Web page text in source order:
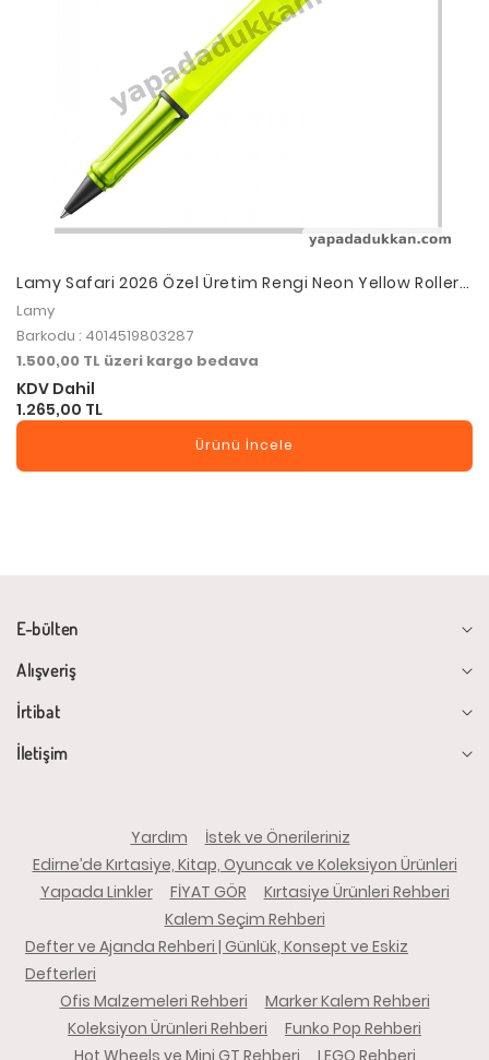
Lamy Safari 2026 Özel Üretim Rengi Neon Yellow Roller
Kalem
Lamy
Barkodu : 4014519803287
1.500,00 TL üzeri kargo bedava
KDV Dahil
1.265,00 TL
Ürünü İncele
E-bülten
Alışveriş
İrtibat
İletişim
Yardım
İstek ve Önerileriniz
Edirne’de Kırtasiye, Kitap, Oyuncak ve Koleksiyon Ürünleri
Yapada Linkler
FİYAT GÖR
Kırtasiye Ürünleri Rehberi
Kalem Seçim Rehberi
Defter ve Ajanda Rehberi | Günlük, Konsept ve Eskiz
Defterleri
Ofis Malzemeleri Rehberi
Marker Kalem Rehberi
Koleksiyon Ürünleri Rehberi
Funko Pop Rehberi
Hot Wheels ve Mini GT Rehberi
LEGO Rehberi